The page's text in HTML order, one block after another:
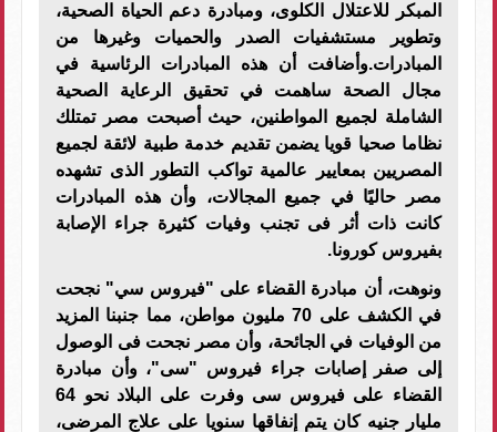
المبكر للاعتلال الكلوى، ومبادرة دعم الحياة الصحية،
وتطوير مستشفيات الصدر والحميات وغيرها من
المبادرات.وأضافت أن هذه المبادرات الرئاسية في
مجال الصحة ساهمت في تحقيق الرعاية الصحية
الشاملة لجميع المواطنين، حيث أصبحت مصر تمتلك
نظاما صحيا قويا يضمن تقديم خدمة طبية لائقة لجميع
المصريين بمعايير عالمية تواكب التطور الذى تشهده
مصر حاليًا في جميع المجالات، وأن هذه المبادرات
كانت ذات أثر فى تجنب وفيات كثيرة جراء الإصابة
بفيروس كورونا.
ونوهت، أن مبادرة القضاء على "فيروس سي" نجحت
في الكشف على 70 مليون مواطن، مما جنبنا المزيد
من الوفيات في الجائحة، وأن مصر نجحت فى الوصول
إلى صفر إصابات جراء فيروس "سى"، وأن مبادرة
القضاء على فيروس سى وفرت على البلاد نحو 64
مليار جنيه كان يتم إنفاقها سنويا على علاج المرضى،